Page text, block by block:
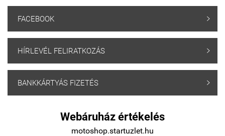
FACEBOOK 
HÍRLEVÉL FELIRATKOZÁS 
BANKKÁRTYÁS FIZETÉS 
Webáruház értékelés
motoshop.startuzlet.hu